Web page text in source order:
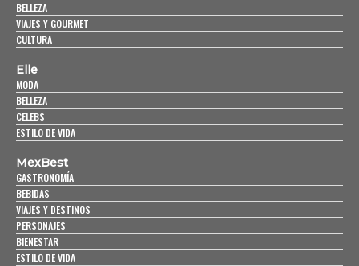
BELLEZA
VIAJES Y GOURMET
CULTURA
Elle
MODA
BELLEZA
CELEBS
ESTILO DE VIDA
MexBest
GASTRONOMÍA
BEBIDAS
VIAJES Y DESTINOS
PERSONAJES
BIENESTAR
ESTILO DE VIDA